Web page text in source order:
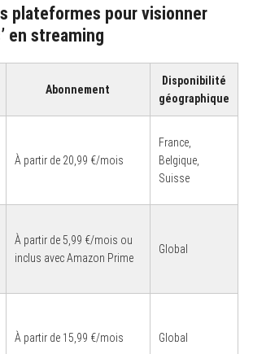
plateformes pour visionner
en streaming
Abonnement
Disponibilité
géographique
À partir de 20,99 €/mois
France,
Belgique,
Suisse
À partir de 5,99 €/mois ou
inclus avec Amazon Prime
Global
À partir de 15,99 €/mois Global